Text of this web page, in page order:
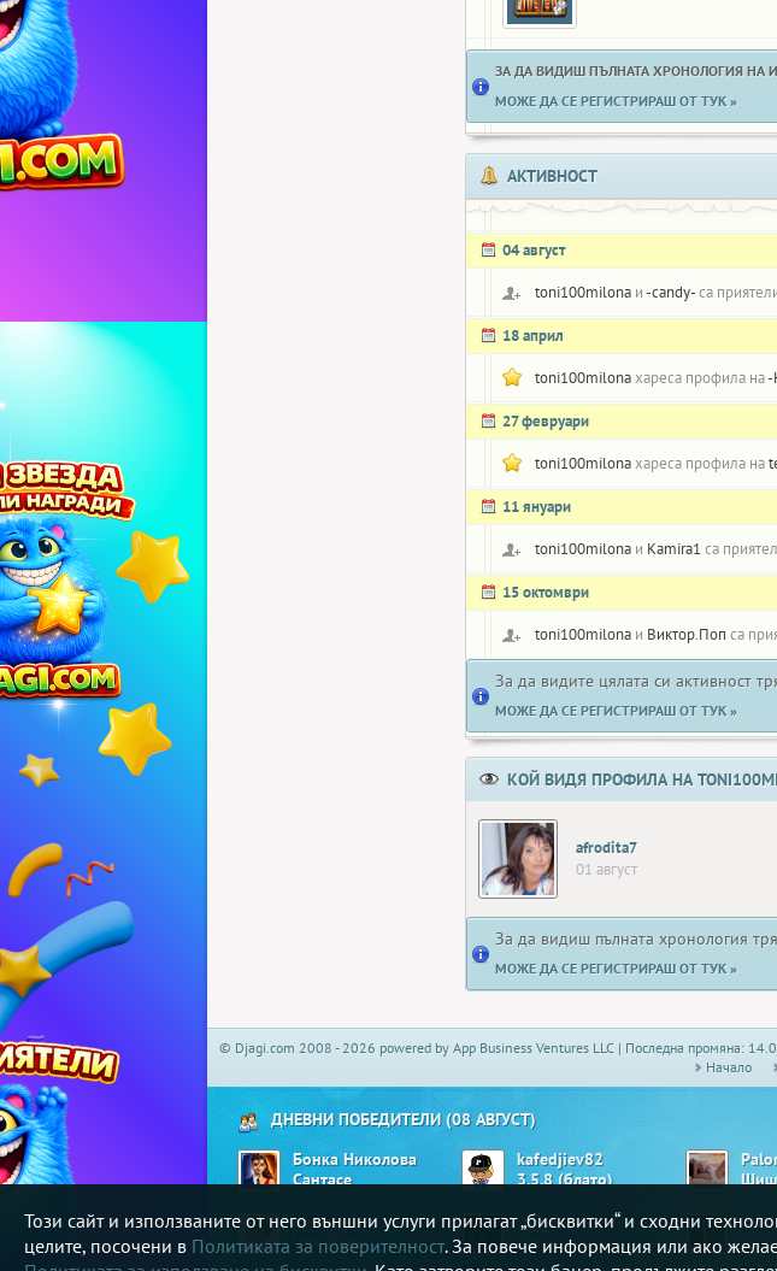
ЗА ДА ВИДИШ ПЪЛНАТА ХРОНОЛОГИЯ НА
МОЖЕ ДА СЕ РЕГИСТРИРАШ ОТ ТУК »
АКТИВНОСТ
04 август
toni100milona и-candy-са
18 април
toni100milonaхареса профила на-
27 февруари
toni100milonaхареса профила на
11 януари
toni100milona и Kamira1 са
15 октомври
toni100milona и Виктор.Поп са
За да видите цялата си активност
МОЖЕ ДА СЕ РЕГИСТРИРАШ ОТ ТУК »
КОЙ ВИДЯ ПРОФИЛА НА
afrodita7
01 август
За да видиш пълната хронология
МОЖЕ ДА СЕ РЕГИСТРИРАШ ОТ ТУК »
Този сайт и използваните от него външни услуги прилагат „бисквитки“ и сходни
целите, посочени в Политиката за поверителност. За повече информация или ако
© Djagi.com 2008 - 2026 powered by App Business Ventures LLC | Последна промяна:
Начало
ДНЕВНИ ПОБЕДИТЕЛИ (08 АВГУСТ)
Бонка Николова
Сантасе
kafedjiev82
3.5.8 (блато)
dango33
Uno Djagi
D___G
Bingo 90